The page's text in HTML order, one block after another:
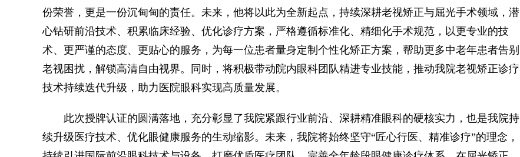
份荣誉，更是一份沉甸甸的责任。未来，他将以此为全新起点，持续深耕老视矫正与屈光手术领域，潜
心钻研前沿技术、积累临床经验、优化诊疗方案，严格遵循标准化、精细化手术规范，以更专业的技
术、更严谨的态度、更贴心的服务，为每一位患者量身定制个性化矫正方案，帮助更多中老年患者告别
老视困扰，解锁高清自由视界。同时，将积极带动院内眼科团队精进专业技能，推动我院老视矫正诊疗
技术持续迭代升级，助力医院眼科实现高质量发展。
此次授牌认证的圆满落地，充分彰显了我院紧跟行业前沿、深耕精准眼科的硬核实力，也是我院持
续升级医疗技术、优化眼健康服务的生动缩影。未来，我院将始终坚守“匠心行医、精准诊疗”的理念，